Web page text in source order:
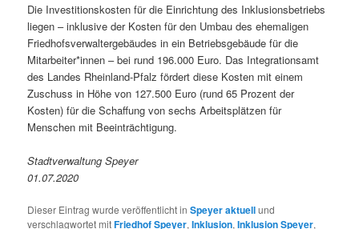
Die Investitionskosten für die Einrichtung des Inklusionsbetriebs
liegen – inklusive der Kosten für den Umbau des ehemaligen
Friedhofsverwaltergebäudes in ein Betriebsgebäude für die
Mitarbeiter*innen – bei rund 196.000 Euro. Das Integrationsamt
des Landes Rheinland-Pfalz fördert diese Kosten mit einem
Zuschuss in Höhe von 127.500 Euro (rund 65 Prozent der
Kosten) für die Schaffung von sechs Arbeitsplätzen für
Menschen mit Beeinträchtigung.
Stadtverwaltung Speyer
01.07.2020
Dieser Eintrag wurde veröffentlicht inSpeyer aktuellund
verschlagwortet mitFriedhof Speyer,Inklusion,Inklusion Speyer,